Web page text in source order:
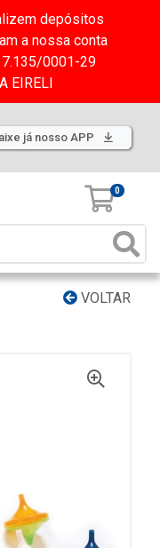
depósitos
a nossa conta
0001-29
EIRELI
já nosso APP
0
VOLTAR